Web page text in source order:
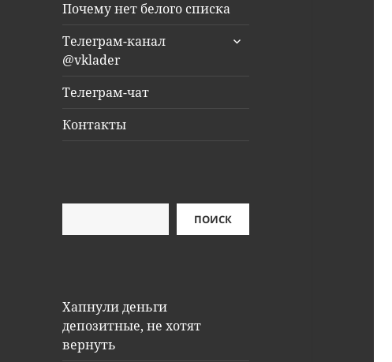
Почему нет белого списка
Телеграм-канал
@vklader
раскрыть
Телеграм-чат
Контакты
ПОИСК
Хапнули деньги
депозитные, не хотят
вернуть